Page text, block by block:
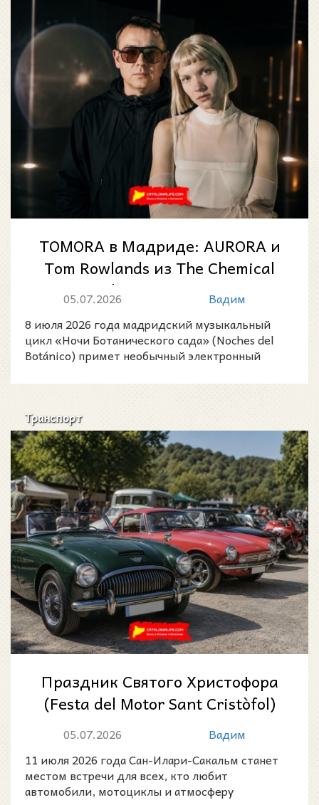
TOMORA в Мадриде: AURORA и
Tom Rowlands из The Chemical
Brothers выступят на
юбилейных Noc...
05.07.2026
Вадим
8 июля 2026 года мадридский музыкальный
цикл «Ночи Ботанического сада» (Noches del
Botánico) примет необычный электронный
Транспорт
Праздник Святого Христофора
(Festa del Motor Sant Cristòfol)
в Сан-Илари-Сакальм: мотор-
05.07.2026
Вадим
11 июля 2026 года Сан-Илари-Сакальм станет
местом встречи для всех, кто любит
автомобили, мотоциклы и атмосферу